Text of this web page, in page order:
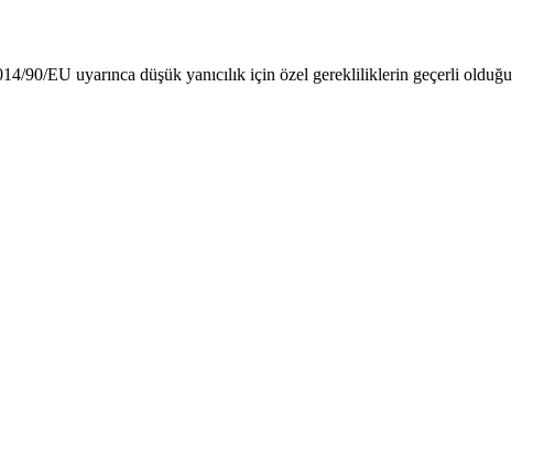
90/EU uyarınca düşük yanıcılık için özel gerekliliklerin geçerli olduğu